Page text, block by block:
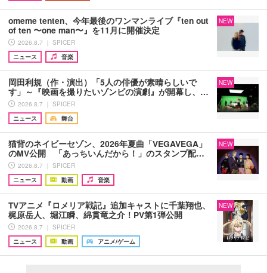
omeme tenten、今年最後のワンマンライブ『ten out
of ten 〜one man〜』を11月に開催決定
2026.8.7 ｜ SPICER
ニュース
音楽
NEW
岡田利規（作・演出）「5人の俳優が素晴らしいで
す」～『映画を撮りたいゾンビの演劇』が開幕し、…
2026.8.7 ｜ SPICER
ニュース
舞台
NEW
猫背のネイビーセゾン、2026年夏曲「VEGAVEGA」
のMV公開 「あっちいんだから！」のスタンプ配…
2026.8.7 ｜ SPICER
ニュース
動画 音楽
NEW
TVアニメ『ロメリア戦記』追加キャストに千葉翔也、
梶原岳人、堀江瞬、綿貫竜之介！PV第1弾公開
2026.8.7 ｜ SPICER
ニュース
動画 アニメ/ゲーム
NEW